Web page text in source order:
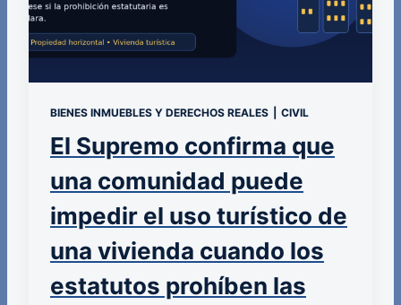
BIENES INMUEBLES Y DERECHOS REALES CIVIL
El Supremo confirma que
una comunidad puede
impedir el uso turístico de
una vivienda cuando los
estatutos prohíben las